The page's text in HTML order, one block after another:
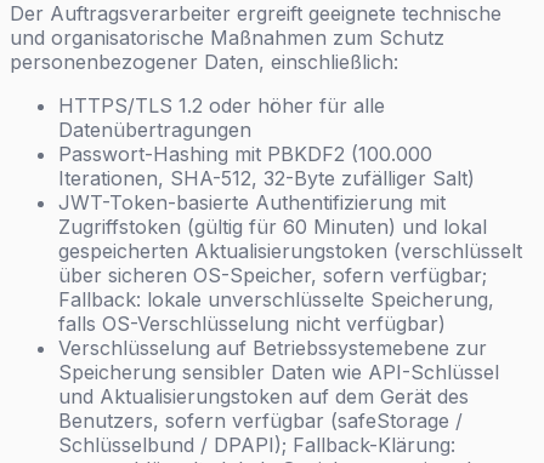
Der Auftragsverarbeiter ergreift geeignete technische
und organisatorische Maßnahmen zum Schutz
personenbezogener Daten, einschließlich:
HTTPS/TLS 1.2 oder höher für alle
Datenübertragungen
Passwort-Hashing mit PBKDF2 (100.000
Iterationen, SHA-512, 32-Byte zufälliger Salt)
JWT-Token-basierte Authentifizierung mit
Zugriffstoken (gültig für 60 Minuten) und lokal
gespeicherten Aktualisierungstoken (verschlüsselt
über sicheren OS-Speicher, sofern verfügbar;
Fallback: lokale unverschlüsselte Speicherung,
falls OS-Verschlüsselung nicht verfügbar)
Verschlüsselung auf Betriebssystemebene zur
Speicherung sensibler Daten wie API-Schlüssel
und Aktualisierungstoken auf dem Gerät des
Benutzers, sofern verfügbar (safeStorage /
Schlüsselbund / DPAPI); Fallback-Klärung: